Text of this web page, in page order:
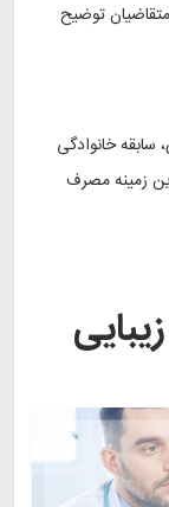
توضیح
سابقه خانوادگی
زمینه مصرف